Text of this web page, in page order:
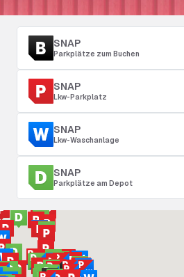
SNAP
Parkplätze zum Buchen
SNAP
Lkw-Parkplatz
SNAP
Lkw-Waschanlage
SNAP
Parkplätze am Depot